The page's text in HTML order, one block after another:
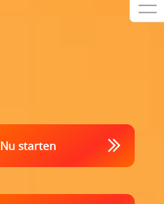
Nu starten